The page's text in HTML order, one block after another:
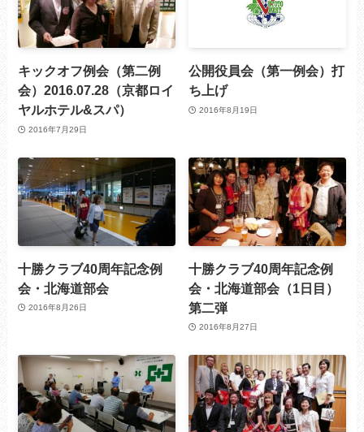
キックオフ例会（第二例
会）2016.07.28（京都ロイ
ヤルホテル&スパ）
2016年7月29日
公開役員会（第一例会）打
ち上げ
2016年8月19日
十勝クラブ40周年記念例
会・北海道部会
2016年8月26日
十勝クラブ40周年記念例
会・北海道部会（1日目）
第二弾
2016年8月27日